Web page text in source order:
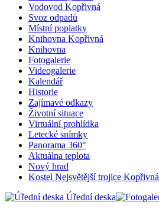
Vodovod Kopřivná
Svoz odpadů
Místní poplatky
Knihovna Kopřivná
Knihovna
Fotogalerie
Videogalerie
Kalendář
Historie
Zajímavé odkazy
Životní situace
Virtuální prohlídka
Letecké snímky
Panorama 360°
Aktuálna teplota
Nový hrad
Kostel Nejsvětější trojice Kopřivná
Úřední deska